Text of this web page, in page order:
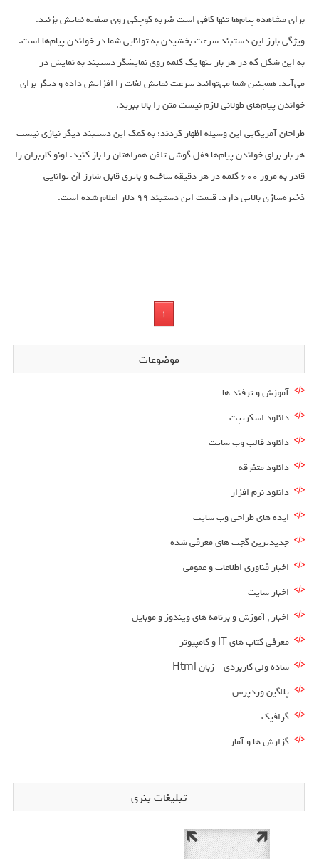
برای مشاهده پیام‌ها تنها کافی است ضربه کوچکی روی صفحه نمایش بزنید.
ویژگی بارز این دستبند سرعت بخشیدن به توانایی شما در خواندن پیام‌ها است.
به این شکل که در هر بار تنها یک کلمه روی نمایشگر دستبند به نمایش در
می‌آید. همچنین شما می‌توانید سرعت نمایش لغات را افزایش داده و دیگر برای
خواندن پیام‌های طولانی لازم نیست متن را بالا ببرید.
طراحان آمریکایی این وسیله اظهار کردند: به کمک این دستبند دیگر نیازی نیست
هر بار برای خواندن پیام‌ها قفل گوشی تلفن همراهتان را باز کنید. اونو کاربران را
قادر به مرور ۶۰۰ کلمه در هر دقیقه ساخته و باتری قابل شارژ آن توانایی
ذخیره‌سازی بالایی دارد. قیمت این دستبند ۹۹ دلار اعلام شده است.
1
موضوعات
آموزش و ترفند ها
دانلود اسکریپت
دانلود قالب وب سایت
دانلود متفرقه
دانلود نرم افزار
ایده های طراحی وب سایت
جدیدترین گجت های معرفی شده
اخبار فناوری اطلاعات و عمومی
اخبار سایت
اخبار , آموزش و برنامه های ویندوز و موبایل
معرفی کتاب های IT و کامپیوتر
ساده ولی کاربردی – زبان Html
پلاگین وردپرس
گرافیک
گزارش ها و آمار
تبلیغات بنری